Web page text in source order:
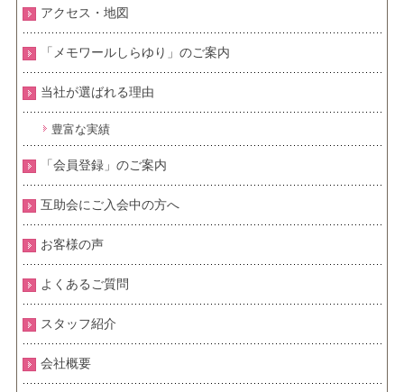
アクセス・地図
「メモワールしらゆり」のご案内
当社が選ばれる理由
豊富な実績
「会員登録」のご案内
互助会にご入会中の方へ
お客様の声
よくあるご質問
スタッフ紹介
会社概要